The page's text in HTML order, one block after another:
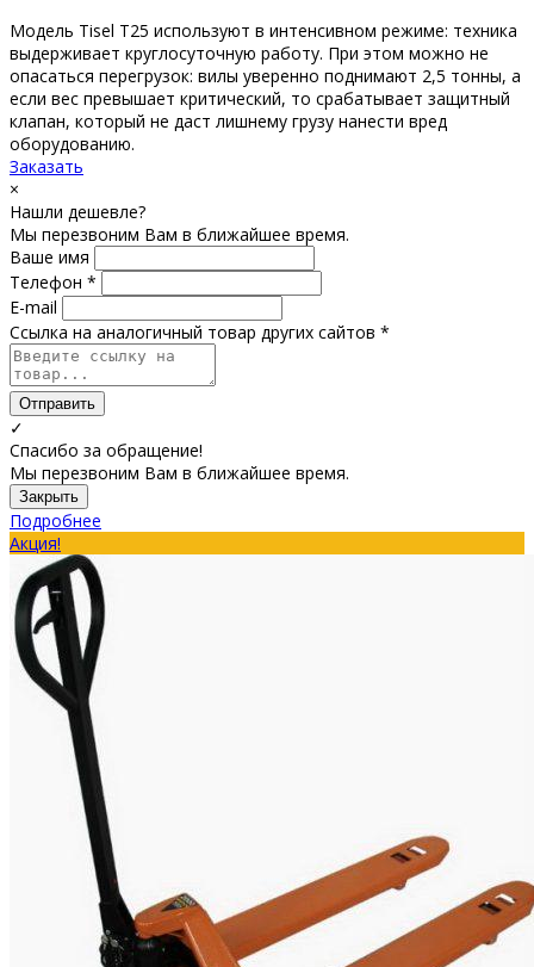
Модель Tisel T25 используют в интенсивном режиме: техника
выдерживает круглосуточную работу. При этом можно не
опасаться перегрузок: вилы уверенно поднимают 2,5 тонны, а
если вес превышает критический, то срабатывает защитный
клапан, который не даст лишнему грузу нанести вред
оборудованию.
Заказать
×
Нашли дешевле?
Мы перезвоним Вам в ближайшее время.
Ваше имя
Телефон *
E-mail
Ссылка на аналогичный товар других сайтов *
Отправить
✓
Спасибо за обращение!
Мы перезвоним Вам в ближайшее время.
Закрыть
Подробнее
Акция!